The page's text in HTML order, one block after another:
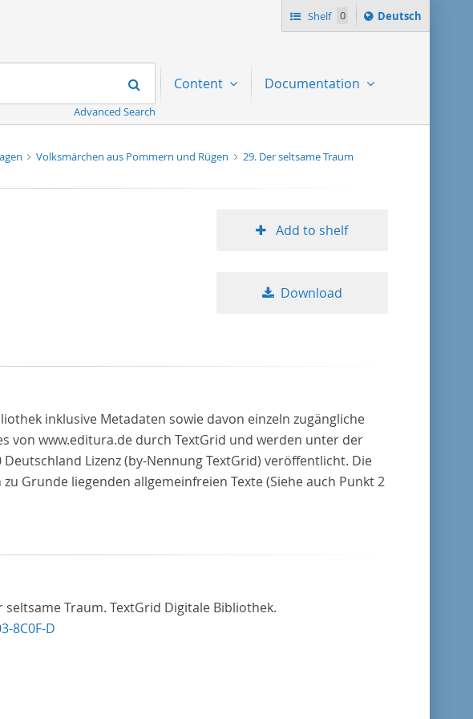
Shelf 0
Sprache
ï¿½ndern
Deutsch
Search
Advanced Search
Content Documentation
Volksmärchen aus Pommern und Rügen 29. Der seltsame Traum
Add to shelf
Download
inklusive Metadaten sowie davon einzeln zugängliche
von www.editura.de durch TextGrid und werden unter der
Lizenz (by-Nennung TextGrid) veröffentlicht. Die
Grunde liegenden allgemeinfreien Texte (Siehe auch Punkt 2
seltsame Traum. TextGrid Digitale Bibliothek.
8C0F-D